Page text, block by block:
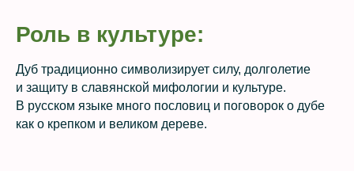
Роль в культуре:
Дуб традиционно символизирует силу, долголетие
и защиту в славянской мифологии и культуре.
В русском языке много пословиц и поговорок о дубе
как о крепком и великом дереве.